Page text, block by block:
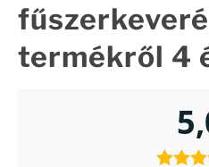
termékről 4